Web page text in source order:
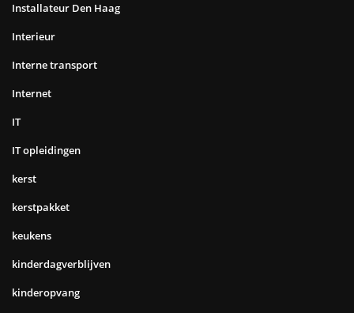
Installateur Den Haag
Interieur
Interne transport
Internet
IT
IT opleidingen
kerst
kerstpakket
keukens
kinderdagverblijven
kinderopvang